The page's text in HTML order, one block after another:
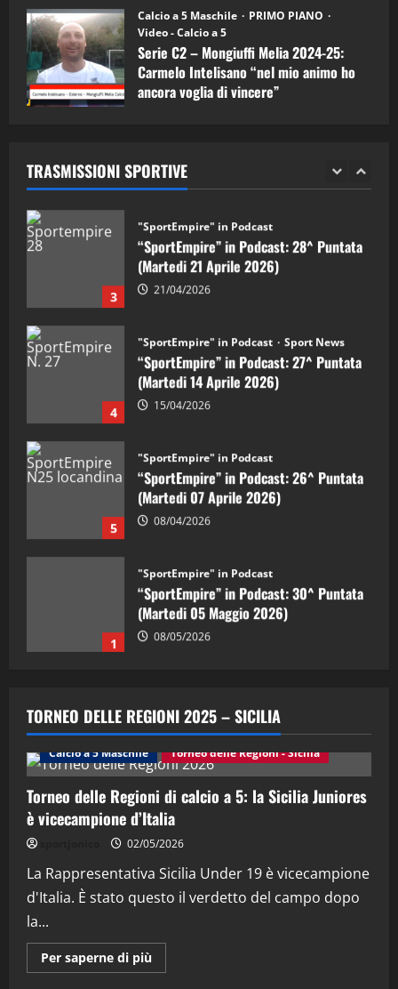
Calcio a 5 Maschile
PRIMO PIANO
Video - Calcio a 5
Serie C2 – Mongiuffi Melia 2024-25:
Carmelo Intelisano “nel mio animo ho
ancora voglia di vincere”
TRASMISSIONI SPORTIVE
1
“SportEmpire” in Podcast: 30^ Puntata
(Martedi 05 Maggio 2026)
08/05/2026
2 28/04/2026
3
"SportEmpire" in Podcast
“SportEmpire” in Podcast: 28^ Puntata
(Martedi 21 Aprile 2026)
21/04/2026
4
"SportEmpire" in Podcast Sport News
“SportEmpire” in Podcast: 27^ Puntata
(Martedi 14 Aprile 2026)
15/04/2026
5
"SportEmpire" in Podcast
“SportEmpire” in Podcast: 26^ Puntata
(Martedi 07 Aprile 2026)
08/04/2026
1
"SportEmpire" in Podcast
“SportEmpire” in Podcast: 30^ Puntata
(Martedi 05 Maggio 2026)
08/05/2026
2
“SportEmpire” in Podcast: 29^ Puntata
(Martedi 28 Aprile 2026)
28/04/2026
3
"SportEmpire" in Podcast
“SportEmpire” in Podcast: 28^ Puntata
(Martedi 21 Aprile 2026)
21/04/2026
“SportEmpire” in Podcast: 27^ Puntata
(Martedi 14 Aprile 2026)
TORNEO DELLE REGIONI 2025 – SICILIA
Calcio a 5 Maschile Torneo delle Regioni - Sicilia
Torneo delle Regioni di calcio a 5: la Sicilia Juniores
è vicecampione d’Italia
02/05/2026
La Rappresentativa Sicilia Under 19 è vicecampione
d'Italia. È stato questo il verdetto del campo dopo
la...
Per saperne di più
informazioni